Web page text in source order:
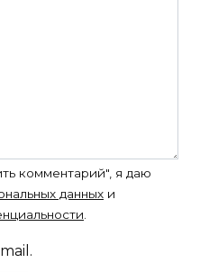
комментарий", я даю
данных и
.